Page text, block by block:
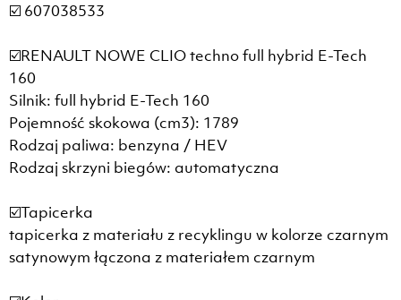
☑️ 607038533
☑️RENAULT NOWE CLIO techno full hybrid E-Tech
160
Silnik: full hybrid E-Tech 160
Pojemność skokowa (cm3): 1789
Rodzaj paliwa: benzyna / HEV
Rodzaj skrzyni biegów: automatyczna
☑️Tapicerka
tapicerka z materiału z recyklingu w kolorze czarnym
satynowym łączona z materiałem czarnym